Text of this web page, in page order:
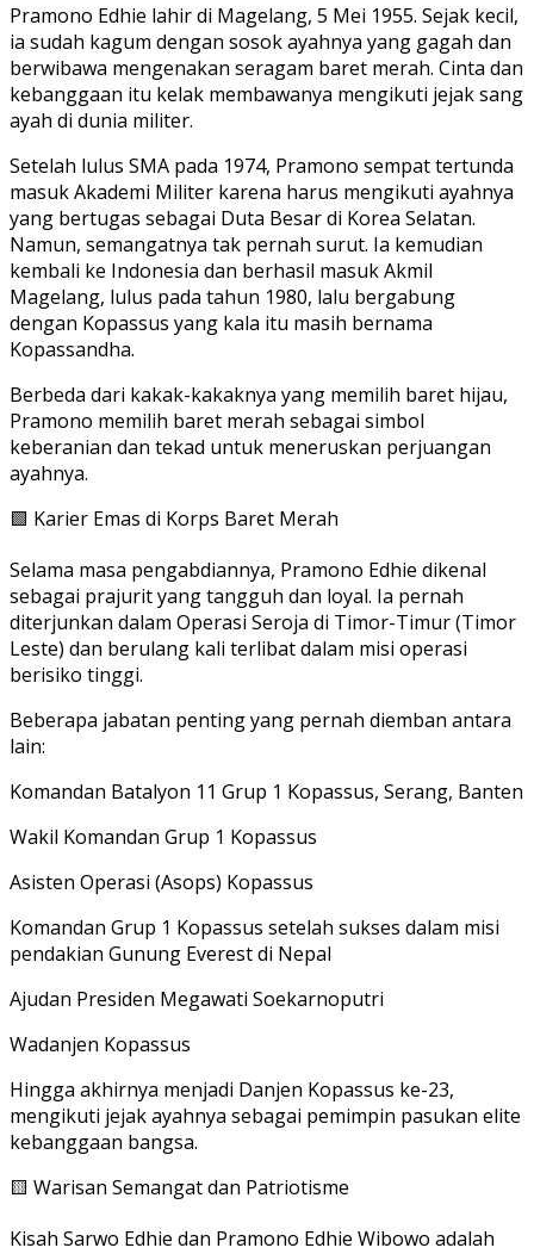
Pramono Edhie lahir di Magelang, 5 Mei 1955. Sejak kecil,
ia sudah kagum dengan sosok ayahnya yang gagah dan
berwibawa mengenakan seragam baret merah. Cinta dan
kebanggaan itu kelak membawanya mengikuti jejak sang
ayah di dunia militer.
Setelah lulus SMA pada 1974, Pramono sempat tertunda
masuk Akademi Militer karena harus mengikuti ayahnya
yang bertugas sebagai Duta Besar di Korea Selatan.
Namun, semangatnya tak pernah surut. Ia kemudian
kembali ke Indonesia dan berhasil masuk Akmil
Magelang, lulus pada tahun 1980, lalu bergabung
dengan Kopassus yang kala itu masih bernama
Kopassandha.
Berbeda dari kakak-kakaknya yang memilih baret hijau,
Pramono memilih baret merah sebagai simbol
keberanian dan tekad untuk meneruskan perjuangan
ayahnya.
🟩 Karier Emas di Korps Baret Merah
Selama masa pengabdiannya, Pramono Edhie dikenal
sebagai prajurit yang tangguh dan loyal. Ia pernah
diterjunkan dalam Operasi Seroja di Timor-Timur (Timor
Leste) dan berulang kali terlibat dalam misi operasi
berisiko tinggi.
Beberapa jabatan penting yang pernah diemban antara
lain:
Komandan Batalyon 11 Grup 1 Kopassus, Serang, Banten
Wakil Komandan Grup 1 Kopassus
Asisten Operasi (Asops) Kopassus
Komandan Grup 1 Kopassus setelah sukses dalam misi
pendakian Gunung Everest di Nepal
Ajudan Presiden Megawati Soekarnoputri
Wadanjen Kopassus
Hingga akhirnya menjadi Danjen Kopassus ke-23,
mengikuti jejak ayahnya sebagai pemimpin pasukan elite
kebanggaan bangsa.
🟨 Warisan Semangat dan Patriotisme
Kisah Sarwo Edhie dan Pramono Edhie Wibowo adalah